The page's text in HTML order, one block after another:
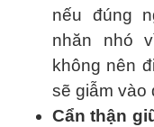
nếu đúng
nhăn nhó
không nên
sẽ giẫm vào
Cẩn thận